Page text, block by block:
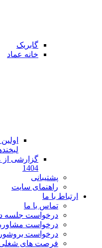
گابریک
خانه عماد
گزارشی از
1404
پشتیبانی
راهنمای سایت
ارتباط با ما
تماس با ما
در‌خواست جلسه
درخواست
درخواست بروشور
فرصت های